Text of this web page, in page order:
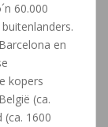
60.000
en
kopers
(ca.
(ca. 1600